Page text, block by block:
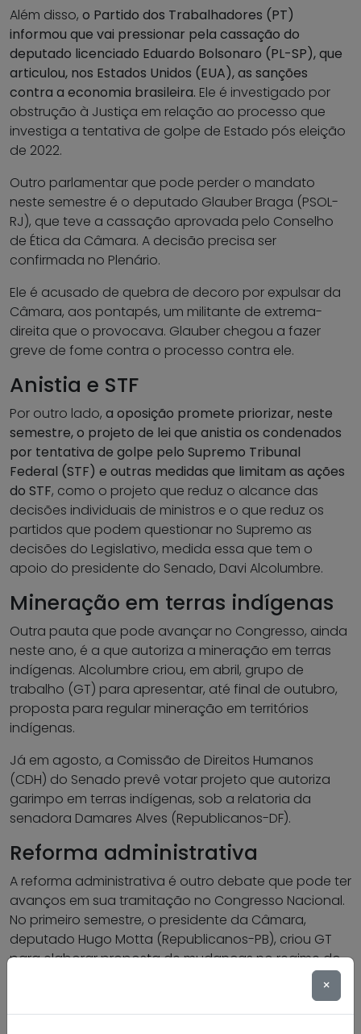
Além disso, o Partido dos Trabalhadores (PT)
informou que vai pressionar pela cassação do
deputado licenciado Eduardo Bolsonaro (PL-SP), que
articulou, nos Estados Unidos (EUA), as sanções
contra a economia brasileira. Ele é investigado por
obstrução à Justiça em relação ao processo que
investiga a tentativa de golpe de Estado pós eleição
de 2022.
Outro parlamentar que pode perder o mandato
neste semestre é o deputado Glauber Braga (PSOL-
RJ), que teve a cassação aprovada pelo Conselho
de Ética da Câmara. A decisão precisa ser
confirmada no Plenário.
Ele é acusado de quebra de decoro por expulsar da
Câmara, aos pontapés, um militante de extrema-
direita que o provocava. Glauber chegou a fazer
greve de fome contra o processo contra ele.
Anistia e STF
Por outro lado, a oposição promete priorizar, neste
semestre, o projeto de lei que anistia os condenados
por tentativa de golpe pelo Supremo Tribunal
Federal (STF) e outras medidas que limitam as ações
do STF, como o projeto que reduz o alcance das
decisões individuais de ministros e o que reduz os
partidos que podem questionar no Supremo as
decisões do Legislativo, medida essa que tem o
apoio do presidente do Senado, Davi Alcolumbre.
Mineração em terras indígenas
Outra pauta que pode avançar no Congresso, ainda
neste ano, é a que autoriza a mineração em terras
indígenas. Alcolumbre criou, em abril, grupo de
trabalho (GT) para apresentar, até final de outubro,
proposta para regular mineração em territórios
indígenas.
Já em agosto, a Comissão de Direitos Humanos
(CDH) do Senado prevê votar projeto que autoriza
garimpo em terras indígenas, sob a relatoria da
senadora Damares Alves (Republicanos-DF).
Reforma administrativa
A reforma administrativa é outro debate que pode ter
avanços em sua tramitação no Congresso Nacional.
No primeiro semestre, o presidente da Câmara,
deputado Hugo Motta (Republicanos-PB), criou GT
para elaborar proposta de mudanças no regime do
funcionalismo público do país, sob a relatoria do ×